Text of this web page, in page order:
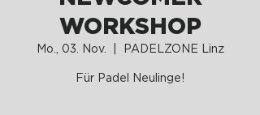
WORKSHOP
Mo., 03. Nov. PADELZONE Linz
Für Padel Neulinge!